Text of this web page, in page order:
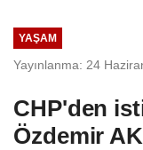
YAŞAM
Yayınlanma: 24
CHP'den
Özdemir